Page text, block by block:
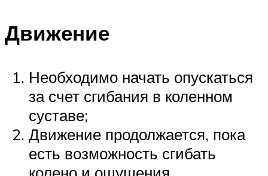
Движение
Необходимо начать опускаться
за счет сгибания в коленном
суставе;
Движение продолжается, пока
есть возможность сгибать
колено и ощущения